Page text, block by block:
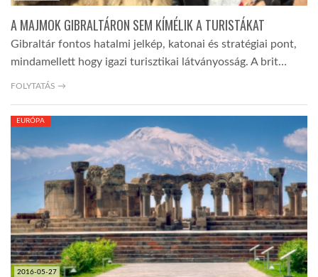
A MAJMOK GIBRALTÁRON SEM KÍMÉLIK A TURISTÁKAT
Gibraltár fontos hatalmi jelkép, katonai és stratégiai pont,
mindamellett hogy igazi turisztikai látványosság. A brit…
FOLYTATÁS →
2016-05-27
EURÓPA